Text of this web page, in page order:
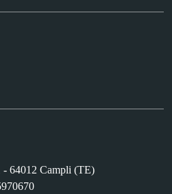
- 64012 Campli (TE)